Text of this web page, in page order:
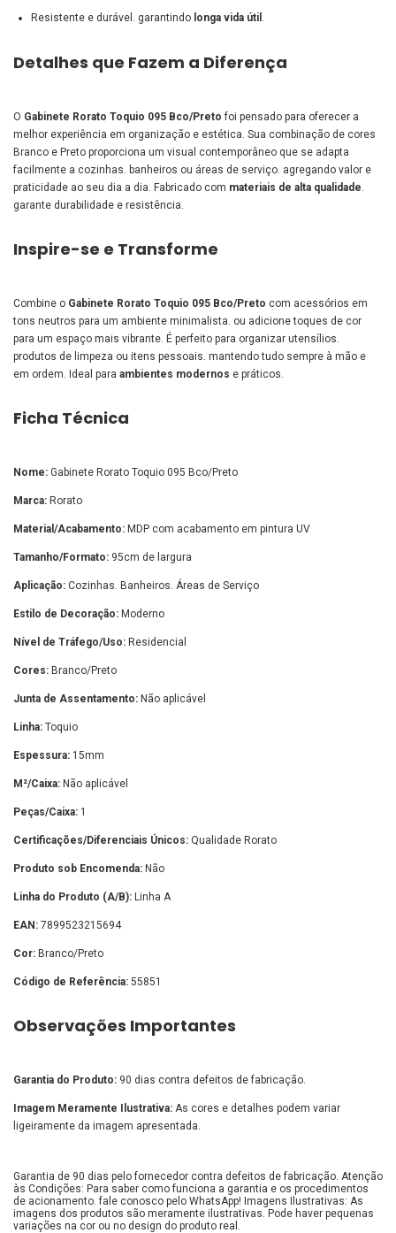
Resistente e durável. garantindo longa vida útil .
Detalhes que Fazem a Diferença
O Gabinete Rorato Toquio 095 Bco/Preto foi pensado para oferecer a
melhor experiência em organização e estética. Sua combinação de cores
Branco e Preto proporciona um visual contemporâneo que se adapta
facilmente a cozinhas. banheiros ou áreas de serviço. agregando valor e
praticidade ao seu dia a dia. Fabricado com materiais de alta qualidade.
garante durabilidade e resistência.
Inspire-se e Transforme
Combine o Gabinete Rorato Toquio 095 Bco/Preto com acessórios em
tons neutros para um ambiente minimalista. ou adicione toques de cor
para um espaço mais vibrante. É perfeito para organizar utensílios.
produtos de limpeza ou itens pessoais. mantendo tudo sempre à mão e
em ordem. Ideal para ambientes modernos e práticos.
Ficha Técnica
Nome: Gabinete Rorato Toquio 095 Bco/Preto
Marca: Rorato
Material/Acabamento: MDP com acabamento em pintura UV
Tamanho/Formato: 95cm de largura
Aplicação: Cozinhas. Banheiros. Áreas de Serviço
Estilo de Decoração: Moderno
Nível de Tráfego/Uso: Residencial
Cores: Branco/Preto
Junta de Assentamento: Não aplicável
Linha: Toquio
Espessura: 15mm
M²/Caixa: Não aplicável
Peças/Caixa: 1
Certificações/Diferenciais Únicos: Qualidade Rorato
Produto sob Encomenda: Não
Linha do Produto (A/B): Linha A
EAN: 7899523215694
Cor: Branco/Preto
Código de Referência: 55851
Observações Importantes
Garantia do Produto: 90 dias contra defeitos de fabricação.
Imagem Meramente Ilustrativa: As cores e detalhes podem variar
ligeiramente da imagem apresentada.
Garantia de 90 dias pelo fornecedor contra defeitos de fabricação. Atenção
às Condições: Para saber como funciona a garantia e os procedimentos
de acionamento. fale conosco pelo WhatsApp! Imagens Ilustrativas: As
imagens dos produtos são meramente ilustrativas. Pode haver pequenas
variações na cor ou no design do produto real.